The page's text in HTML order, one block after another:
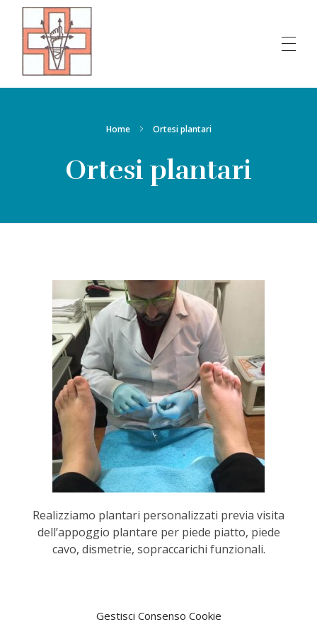
Gestisci Consenso Cookie
Ambulatorio del piede
Home Ortesi plantari
Ortesi plantari
Realizziamo plantari personalizzati previa visita
dell’appoggio plantare per piede piatto, piede
cavo, dismetrie, sopraccarichi funzionali.